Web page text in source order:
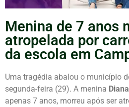
Menina de 7 anos
atropelada por
da escola em
Uma tragédia abalou o município
segunda-feira (29). A menina
apenas 7 anos, morreu após ser